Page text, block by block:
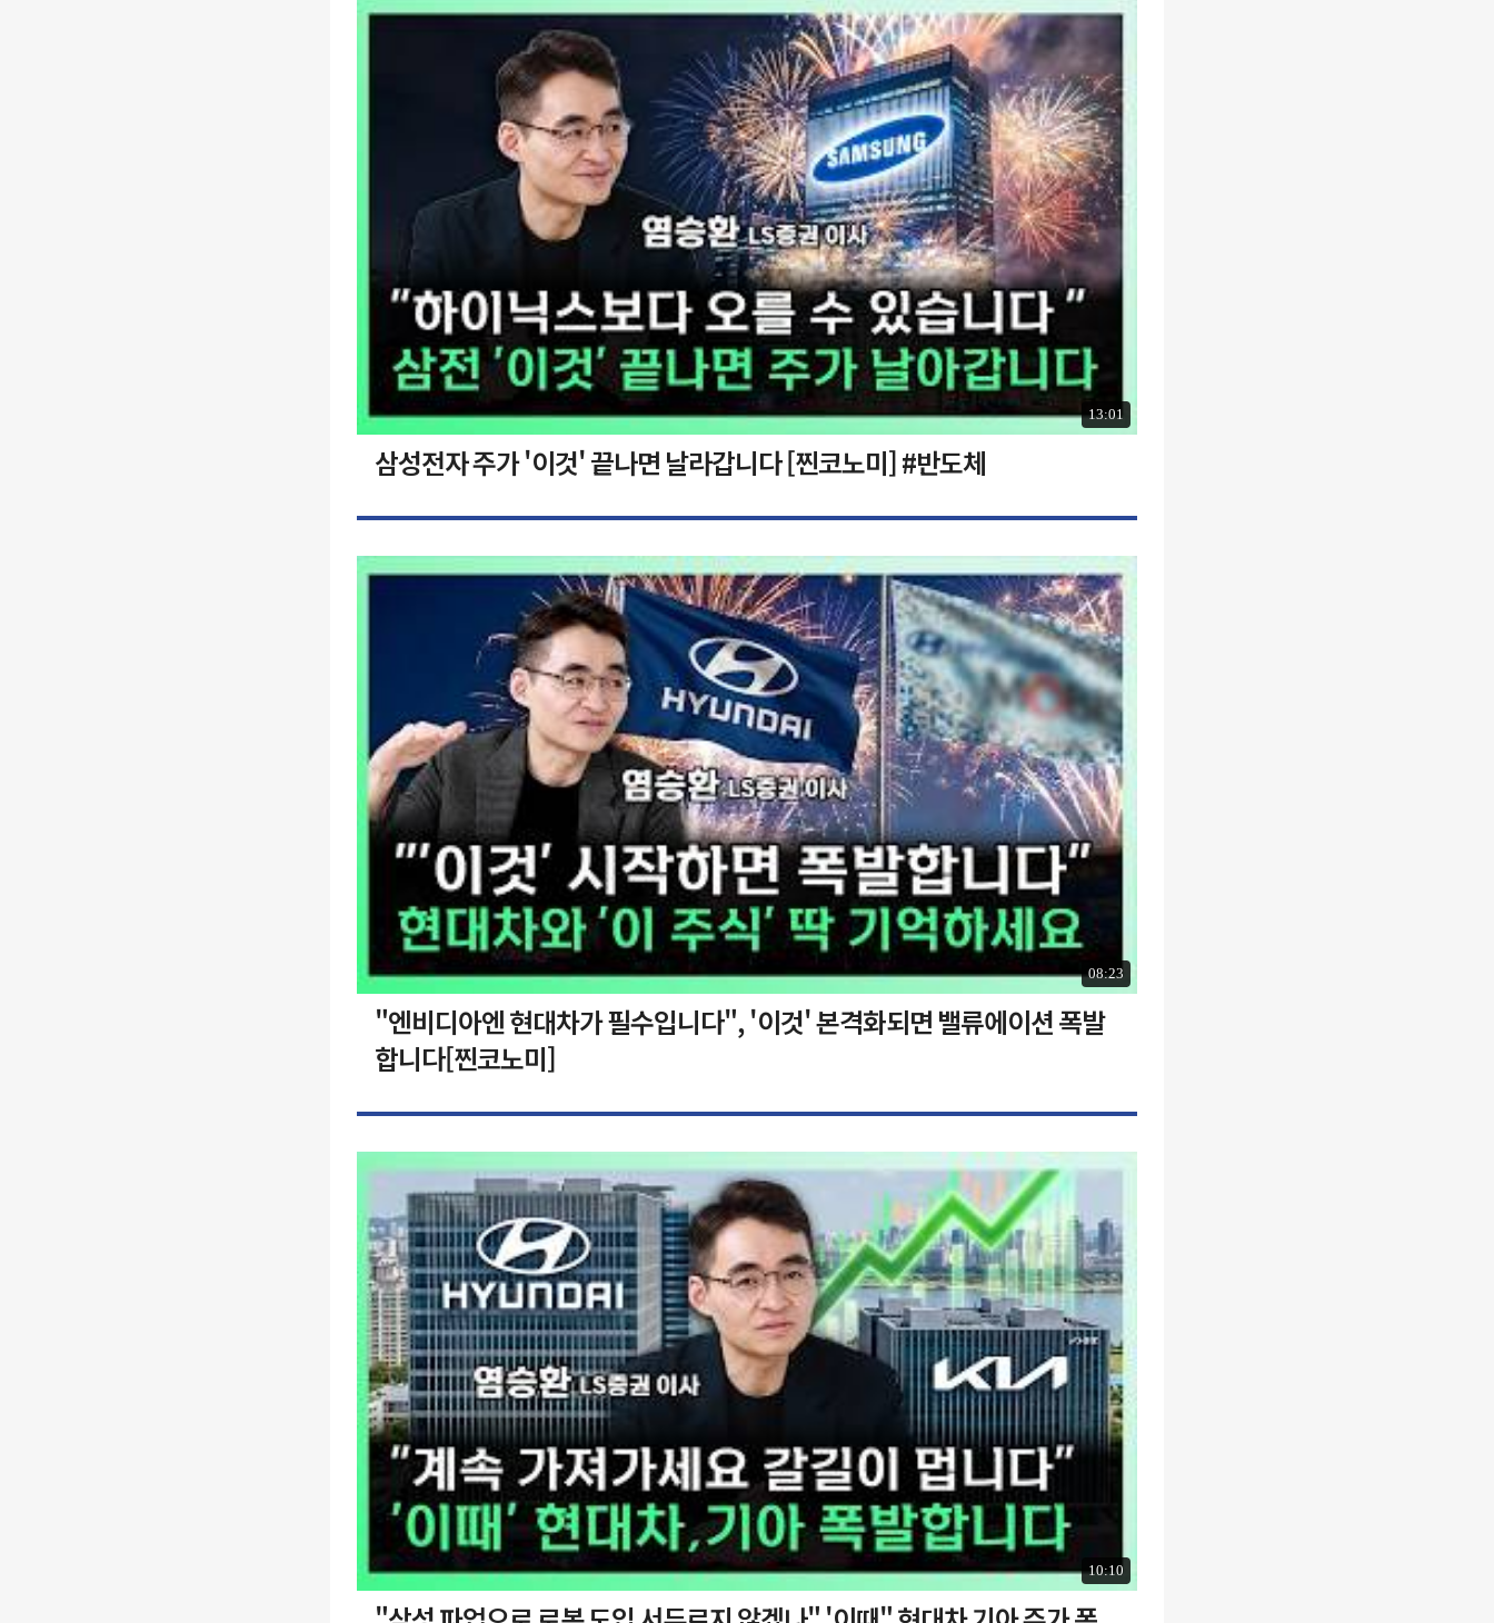
13:01
삼성전자 주가 '이것' 끝나면 날라갑니다 [찐코노미] #반도체
08:23
"엔비디아엔 현대차가 필수입니다", '이것' 본격화되면 밸류에이션 폭발
합니다[찐코노미]
10:10